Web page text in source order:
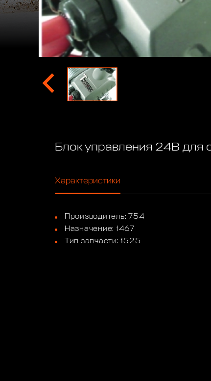
Блок управления 24В для
Характеристики
Производитель: 754
Назначение: 1467
Тип запчасти: 1525